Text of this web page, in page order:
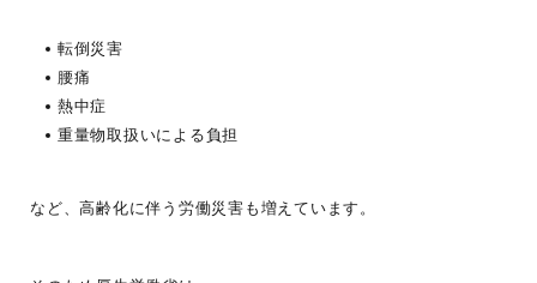
転倒災害
腰痛
熱中症
重量物取扱いによる負担
など、高齢化に伴う労働災害も増えています。